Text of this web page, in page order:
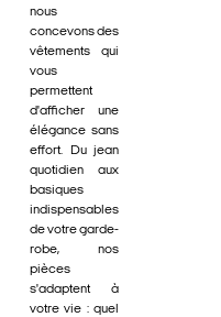
nous
concevons des
vêtements qui
vous
permettent
d'afficher une
élégance sans
effort. Du jean
quotidien aux
basiques
indispensables
de votre garde-
robe, nos
pièces
s'adaptent à
votre vie : quel